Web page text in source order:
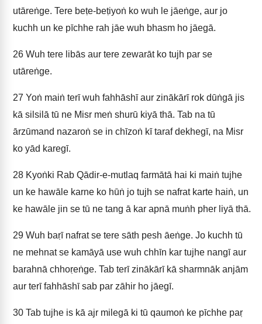
utāreṅge. Tere beṭe-beṭiyoṅ ko wuh le jāeṅge, aur jo
kuchh un ke pīchhe rah jāe wuh bhasm ho jāegā.
26 Wuh tere libās aur tere zewarāt ko tujh par se
utāreṅge.
27 Yoṅ maiṅ terī wuh fahhāshī aur zinākārī rok dūṅgā jis
kā silsilā tū ne Misr meṅ shurū kiyā thā. Tab na tū
ārzūmand nazaroṅ se in chīzoṅ kī taraf dekhegī, na Misr
ko yād karegī.
28 Kyoṅki Rab Qādir-e-mutlaq farmātā hai ki maiṅ tujhe
un ke hawāle karne ko hūṅ jo tujh se nafrat karte haiṅ, un
ke hawāle jin se tū ne tang ā kar apnā muṅh pher liyā thā.
29 Wuh baṛī nafrat se tere sāth pesh āeṅge. Jo kuchh tū
ne mehnat se kamāyā use wuh chhīn kar tujhe nangī aur
barahnā chhoṛeṅge. Tab terī zinākārī kā sharmnāk anjām
aur terī fahhāshī sab par zāhir ho jāegī.
30 Tab tujhe is kā ajr milegā ki tū qaumoṅ ke pīchhe paṛ